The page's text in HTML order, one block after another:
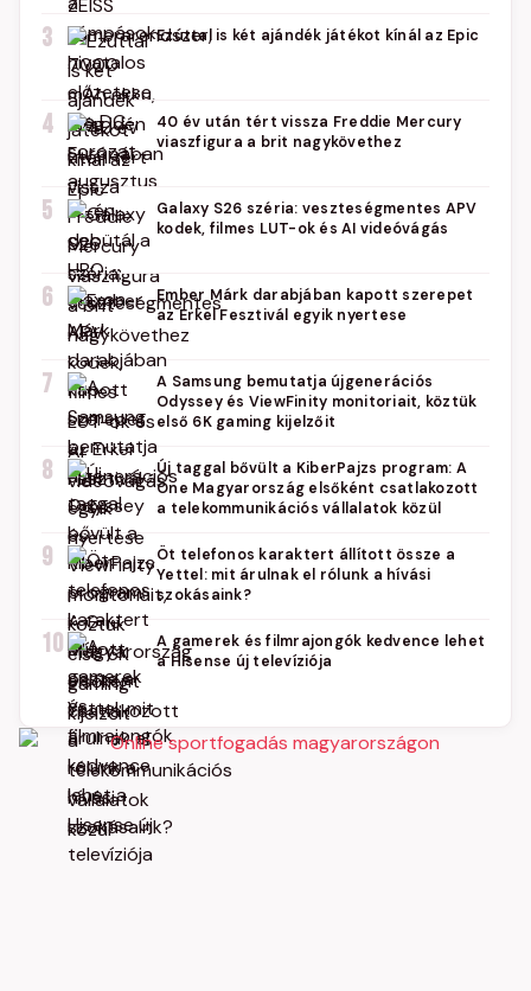
3 Ezúttal is két ajándék játékot kínál az Epic
4
40 év után tért vissza Freddie Mercury
viaszfigura a brit nagykövethez
5
Galaxy S26 széria: veszteségmentes APV
kodek, filmes LUT-ok és AI videóvágás
6
Ember Márk darabjában kapott szerepet
az Erkel Fesztivál egyik nyertese
7
A Samsung bemutatja újgenerációs
Odyssey és ViewFinity monitoriait, köztük
első 6K gaming kijelzőit
8
Új taggal bővült a KiberPajzs program: A
One Magyarország elsőként csatlakozott
a telekommunikációs vállalatok közül
9
Öt telefonos karaktert állított össze a
Yettel: mit árulnak el rólunk a hívási
szokásaink?
10
A gamerek és filmrajongók kedvence lehet
a Hisense új televíziója